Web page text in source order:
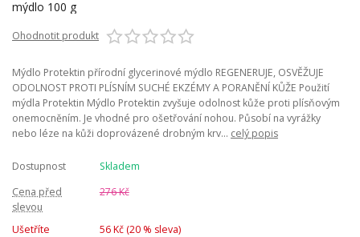
Ohodnotit produkt
Mýdlo Protektin přírodní glycerinové mýdlo REGENERUJE, OSVĚŽUJE
ODOLNOST PROTI PLÍSNÍM SUCHÉ EKZÉMY A PORANĚNÍ KŮŽE Použití
mýdla Protektin Mýdlo Protektin zvyšuje odolnost kůže proti plísňovým
onemocněním. Je vhodné pro ošetřování nohou. Působí na vyrážky
nebo léze na kůži doprovázené drobným krv... celý popis
Dostupnost
Skladem
Cena před
slevou
276 Kč
Ušetříte 56 Kč (20% sleva)